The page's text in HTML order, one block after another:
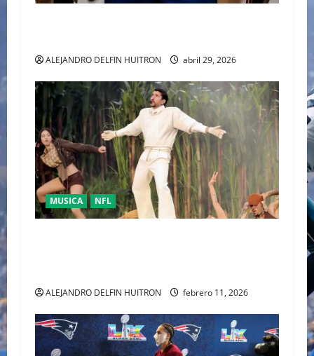
ALEJANDRO DELFIN HUITRON abril 29, 2026
MUSICA NFL
ALEJANDRO DELFIN HUITRON febrero 11, 2026